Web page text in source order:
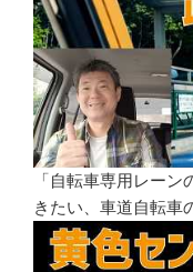
「自転車専用レー
きたい、車道自転車